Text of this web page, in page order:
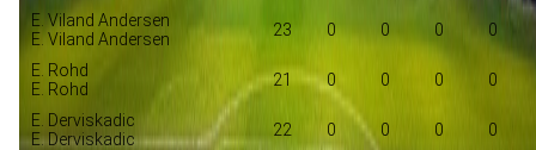
E. Viland Andersen
E. Viland Andersen
23 0 0 0 0
E. Rohd
E. Rohd
21 0 0 0 0
E. Derviskadic
E. Derviskadic
22 0 0 0 0